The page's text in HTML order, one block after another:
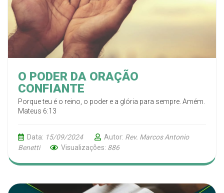
O PODER DA ORAÇÃO
CONFIANTE
Porque teu é o reino, o poder e a glória para sempre. Amém.
Mateus 6:13
Data: 15/09/2024 Autor: Rev. Marcos Antonio
Benetti
Visualizações: 886